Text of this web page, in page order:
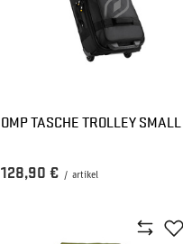
OMP TASCHE TROLLEY SMALL
128,90 € / artikel